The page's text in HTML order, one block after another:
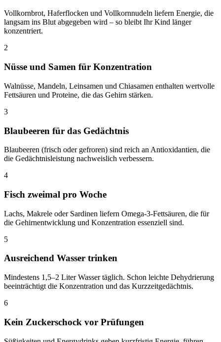
Vollkornbrot, Haferflocken und Vollkornnudeln liefern Energie, die
langsam ins Blut abgegeben wird – so bleibt Ihr Kind länger
konzentriert.
2
Nüsse und Samen für Konzentration
Walnüsse, Mandeln, Leinsamen und Chiasamen enthalten wertvolle
Fettsäuren und Proteine, die das Gehirn stärken.
3
Blaubeeren für das Gedächtnis
Blaubeeren (frisch oder gefroren) sind reich an Antioxidantien, die
die Gedächtnisleistung nachweislich verbessern.
4
Fisch zweimal pro Woche
Lachs, Makrele oder Sardinen liefern Omega-3-Fettsäuren, die für
die Gehirnentwicklung und Konzentration essenziell sind.
5
Ausreichend Wasser trinken
Mindestens 1,5–2 Liter Wasser täglich. Schon leichte Dehydrierung
beeinträchtigt die Konzentration und das Kurzzeitgedächtnis.
6
Kein Zuckerschock vor Prüfungen